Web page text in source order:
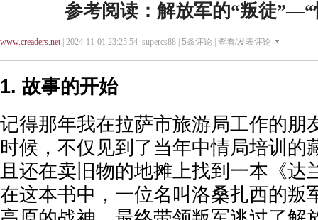
参考阅读：解放军的“叛徒”—“
www.creaders.net| 2024-11-01 23:25:54 supercs88 | 5条评论 | 查看/发表评论
1. 故事的开始
记得那年我在拉萨市旅游局工作的朋
时候，不仅见到了当年中情局培训的
且还在卖旧物的地摊上找到一本《达
在这本书中，一位名叫洛桑扎西的叛